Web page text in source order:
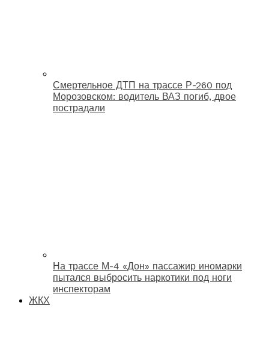
Смертельное ДТП на трассе Р-260 под
Морозовском: водитель ВАЗ погиб, двое
пострадали
На трассе М-4 «Дон» пассажир иномарки
пытался выбросить наркотики под ноги
инспекторам
ЖКХ